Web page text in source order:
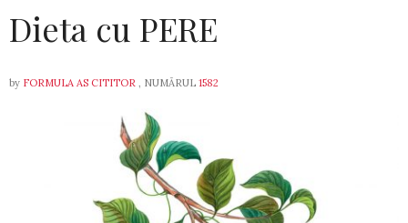
Dieta cu PERE
by FORMULA AS CITITOR , NUMĂRUL 1582